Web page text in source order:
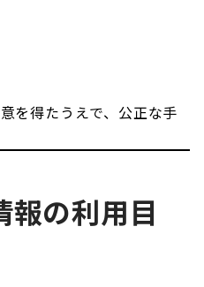
を得たうえで、公正な手
の利用目